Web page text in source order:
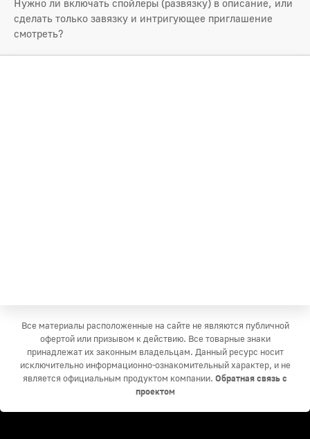
Нужно ли включать спойлеры (развязку) в описание, или
сделать только завязку и интригующее приглашение
смотреть?
Все материалы расположенные на сайте не являются публичной
офертой или призывом к действию. Все товарные знаки
принадлежат их законным владельцам. Данный ресурс носит
исключительно информационно-ознакомительный характер, и не
является официальным продуктом компании. Обратная связь с
проектом